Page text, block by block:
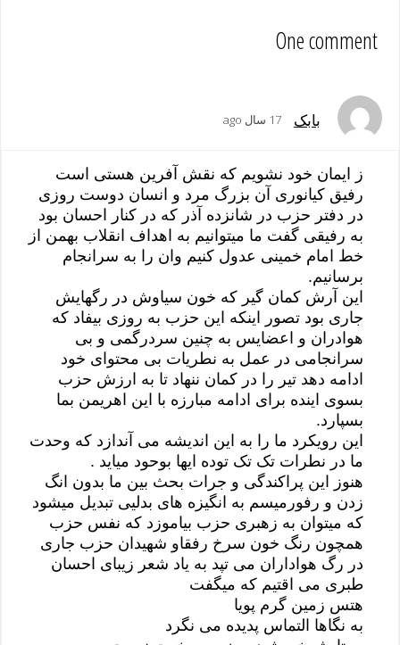
One comment
بابک 17 سال ago
ز ایمان خود نشویم که نقش آفرین هستی است
رفیق کیانوری آن بزرگ مرد و انسان دوست روزی
در دفتر حزب در شانزده آذر که در کنار احسان بود
به رفیقی گفت ما میتوانیم به اهداف انقلاب بهمن از
خط امام خمینی عدول کنیم وان را به سرانجام
برسانیم.
این آرش کمان گیر که خون سیاوش در رگهایش
جاری بود تصور اینکه این حزب به روزی بیفاد که
هوادران و اعضایس به چنین سردرگمی و بی
سرانجامی در عمل به نطریات بی محتوای خود
ادامه دهد تیر را در کمان ننهاد تا به ارزش حزب
بسوی اینده برای ادامه مبارزه با این اهریمن بما
بسپارد.
این رویکرد ما را به این اندیشه می آندازد که وحدت
ما در نطرات تک تک توده ایها بوحود میاید .
هنوز این پراکندگی و جرات بحث بین ما بدون انگ
زدن و رفورمیسم به انگیزه های بدلیی تبدیل میشود
که میتوان به زهبری حزب بیاموزد که نفس حزب
همچون رنگ خون سرخ رفقاو شهیدان حزب جاری
در رگ هواداران می تپد به یاد شعر زیبای احسان
طبری می اقتیم که میگفت
هتس زمین گرم پویا
به نگاها التماس پدیده می نگرد